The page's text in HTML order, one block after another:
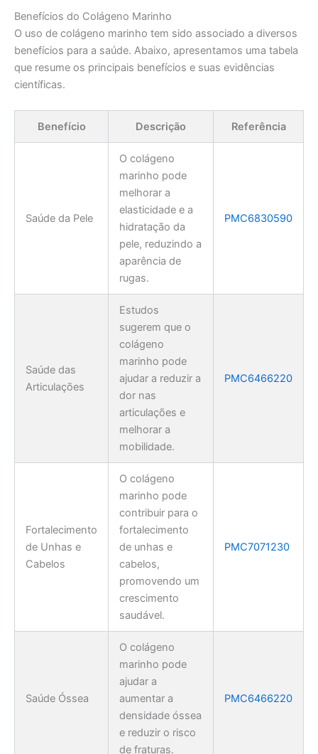
Benefícios do Colágeno Marinho
O uso de colágeno marinho tem sido associado a diversos
benefícios para a saúde. Abaixo, apresentamos uma tabela
que resume os principais benefícios e suas evidências
científicas.
Benefício Descrição Referência
Saúde da Pele
O colágeno
marinho pode
melhorar a
elasticidade e a
hidratação da
pele, reduzindo a
aparência de
rugas.
PMC6830590
Saúde das
Articulações
Estudos
sugerem que o
colágeno
marinho pode
ajudar a reduzir a
dor nas
articulações e
melhorar a
mobilidade.
PMC6466220
Fortalecimento
de Unhas e
Cabelos
O colágeno
marinho pode
contribuir para o
fortalecimento
de unhas e
cabelos,
promovendo um
crescimento
saudável.
PMC7071230
Saúde Óssea
O colágeno
marinho pode
ajudar a
aumentar a
densidade óssea
e reduzir o risco
de fraturas.
PMC6466220